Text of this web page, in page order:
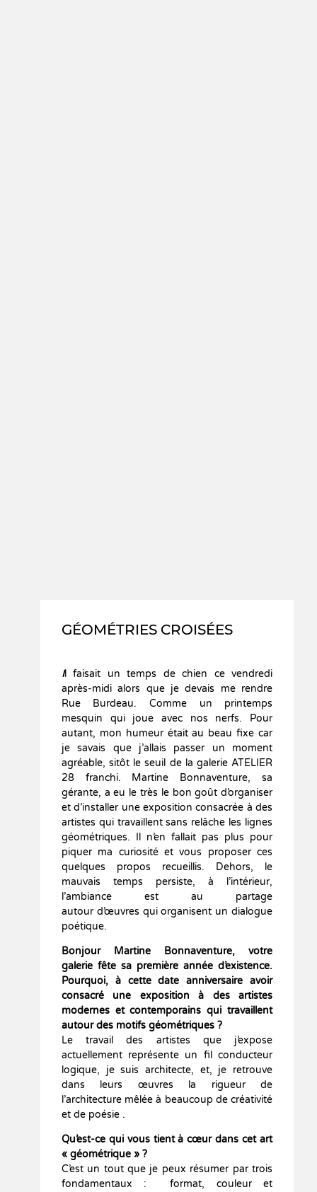
GÉOMÉTRIES CROISÉES
Il faisait un temps de chien ce vendredi
après-midi alors que je devais me rendre
Rue Burdeau. Comme un printemps
mesquin qui joue avec nos nerfs. Pour
autant, mon humeur était au beau fixe car
je savais que j’allais passer un moment
agréable, sitôt le seuil de la galerie ATELIER
28 franchi. Martine Bonnaventure, sa
gérante, a eu le très le bon goût d’organiser
et d’installer une exposition consacrée à des
artistes qui travaillent sans relâche les lignes
géométriques. Il n’en fallait pas plus pour
piquer ma curiosité et vous proposer ces
quelques propos recueillis. Dehors, le
mauvais temps persiste, à l’intérieur,
l’ambiance est au partage
autour d’œuvres qui organisent un dialogue
poétique.
Bonjour Martine Bonnaventure, votre
galerie fête sa première année d’existence.
Pourquoi, à cette date anniversaire avoir
consacré une exposition à des artistes
modernes et contemporains qui travaillent
autour des motifs géométriques ?
Le travail des artistes que j’expose
actuellement représente un fil conducteur
logique, je suis architecte, et, je retrouve
dans leurs œuvres la rigueur de
l’architecture mêlée à beaucoup de créativité
et de poésie .
Qu’est-ce qui vous tient à cœur dans cet art
«géométrique » ?
C’est un tout que je peux résumer par trois
fondamentaux : format, couleur et